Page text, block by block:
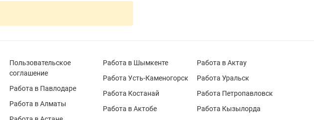
Пользовательское
соглашение
Работа в Павлодаре
Работа в Алматы
Работа в Шымкенте
Работа Усть-Каменогорск
Работа Костанай
Работа в Актобе
Работа в Актау
Работа Уральск
Работа Петропавловск
Работа Кызылорда